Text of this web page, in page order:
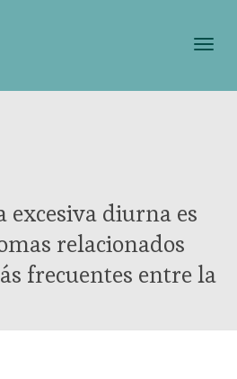
excesiva diurna es
relacionados
frecuentes entre la